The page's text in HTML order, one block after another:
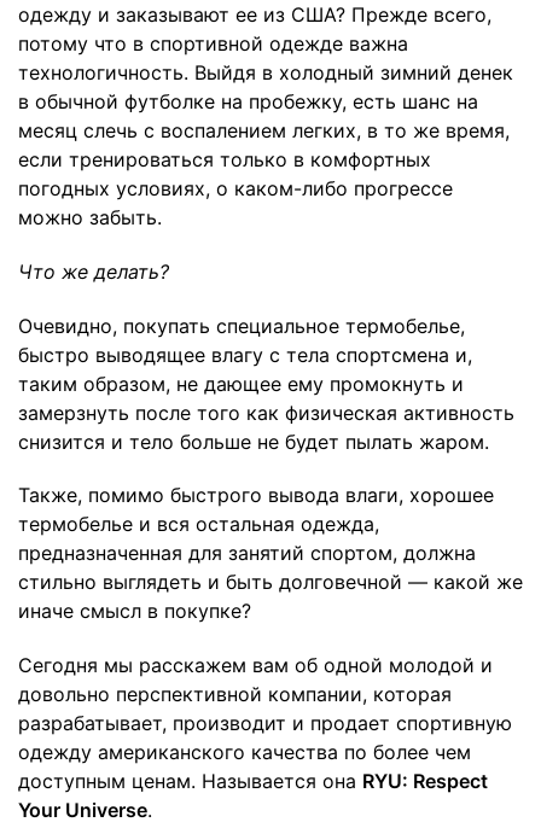
одежду и заказывают ее из США? Прежде всего,
потому что в спортивной одежде важна
технологичность. Выйдя в холодный зимний денек
в обычной футболке на пробежку, есть шанс на
месяц слечь с воспалением легких, в то же время,
если тренироваться только в комфортных
погодных условиях, о каком-либо прогрессе
можно забыть.
Что же делать?
Очевидно, покупать специальное термобелье,
быстро выводящее влагу с тела спортсмена и,
таким образом, не дающее ему промокнуть и
замерзнуть после того как физическая активность
снизится и тело больше не будет пылать жаром.
Также, помимо быстрого вывода влаги, хорошее
термобелье и вся остальная одежда,
предназначенная для занятий спортом, должна
стильно выглядеть и быть долговечной — какой же
иначе смысл в покупке?
Сегодня мы расскажем вам об одной молодой и
довольно перспективной компании, которая
разрабатывает, производит и продает спортивную
одежду американского качества по более чем
доступным ценам. Называется она RYU: Respect
Your Universe.